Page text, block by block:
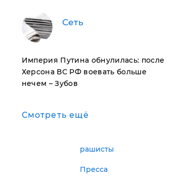
Сеть
Империя Путина обнулилась: после
Херсона ВС РФ воевать больше
нечем – Зубов
Смотреть ещё
рашисты
Пресса